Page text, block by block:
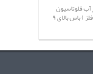
فلوتاسیون
کارگاه ( جهت استخراج فلز ) باس بالای ۹